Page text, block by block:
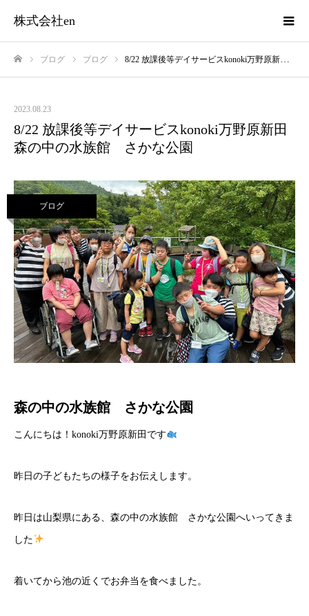
株式会社en
ブログ ブログ 8/22 放課後等デイサービスkonoki万野原新田 森の中の水族館 さかな公園
2023.08.23
8/22 放課後等デイサービスkonoki万野原新田
森の中の水族館 さかな公園
ブログ
森の中の水族館 さかな公園
こんにちは！konoki万野原新田です
昨日の子どもたちの様子をお伝えします。
昨日は山梨県にある、森の中の水族館 さかな公園へいってきま
した
着いてから池の近くでお弁当を食べました。